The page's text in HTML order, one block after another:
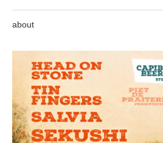
about